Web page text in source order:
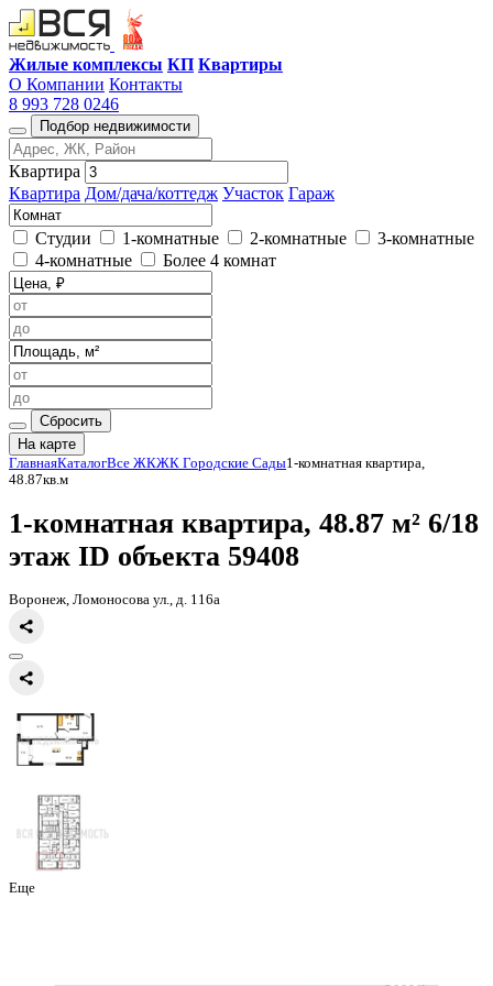
Жилые комплексы КП Квартиры
О Компании Контакты
8 993 728 0246
Подбор недвижимости
Квартира
Квартира Дом/дача/коттедж Участок Гараж
Студии 1-комнатные 2-комнатные
3-комнатные
4-комнатные
Более 4 комнат
Сбросить
На карте
48.87кв.м
1-комнатная квартира, 48.87
этаж
Воронеж, Ломоносова ул., д. 116а